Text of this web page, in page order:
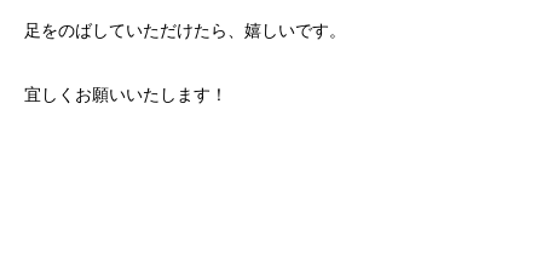
足をのばしていただけたら、嬉しいです。
宜しくお願いいたします！